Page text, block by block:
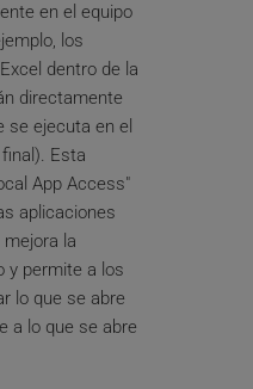
en el equipo
los
dentro de la
directamente
se ejecuta en el
Esta
App Access"
aplicaciones
la
y permite a los
lo que se abre
a lo que se abre